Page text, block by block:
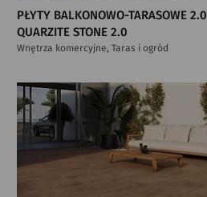
PŁYTY BALKONOWO-TARASOWE 2.0
QUARZITE STONE 2.0
Wnętrza komercyjne, Taras i ogród